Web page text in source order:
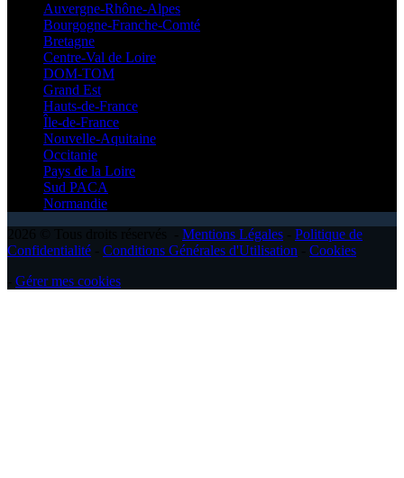
Auvergne-Rhône-Alpes
Bourgogne-Franche-Comté
Bretagne
Centre-Val de Loire
DOM-TOM
Grand Est
Hauts-de-France
Île-de-France
Nouvelle-Aquitaine
Occitanie
Pays de la Loire
Sud PACA
Normandie
Mentions Légales
Politique de
Confidentialité
Conditions Générales d'Utilisation
Cookies
Gérer mes cookies